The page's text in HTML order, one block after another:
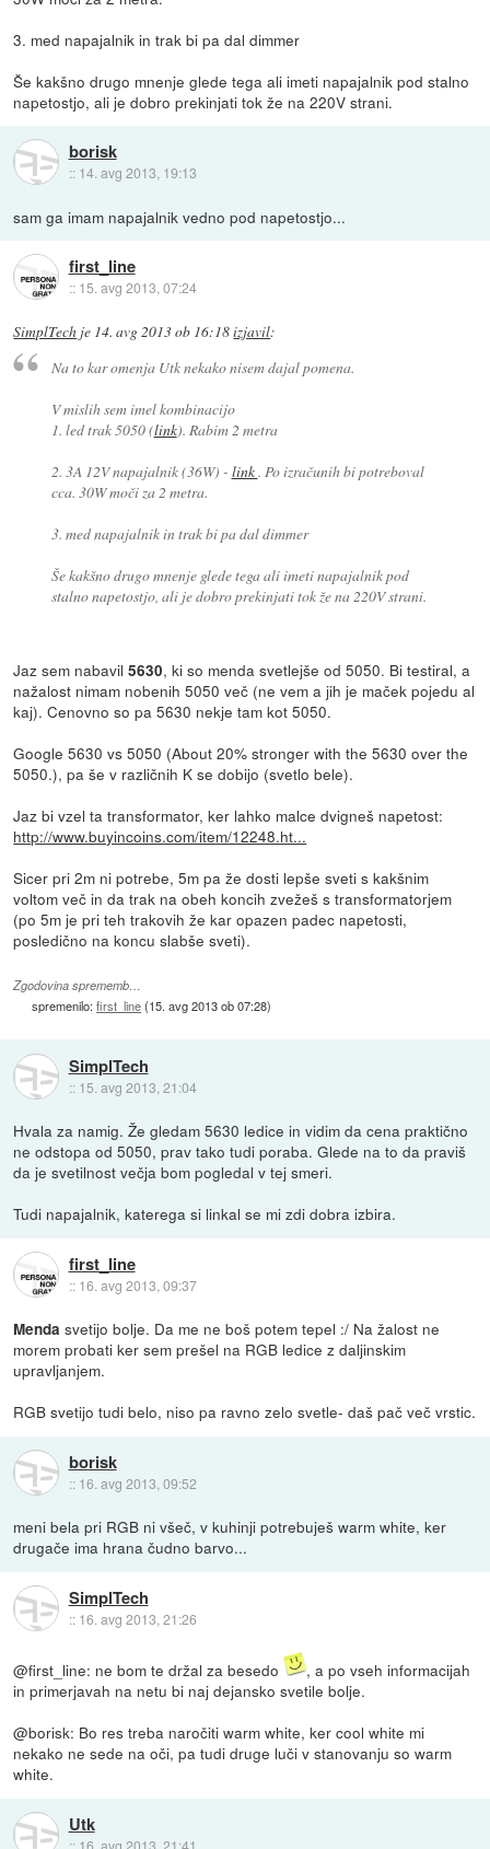
3. med napajalnik in trak bi pa dal dimmer
Še kakšno drugo mnenje glede tega ali imeti napajalnik pod stalno
napetostjo, ali je dobro prekinjati tok že na 220V strani.
borisk
:: 14. avg 2013, 19:13
sam ga imam napajalnik vedno pod napetostjo...
first_line
:: 15. avg 2013, 07:24
SimplTech je 14. avg 2013 ob 16:18izjavil:
Na to kar omenja Utk nekako nisem dajal pomena.
V mislih sem imel kombinacijo
1. led trak 5050 (link). Rabim 2 metra
2. 3A 12V napajalnik (36W) - link. Po izračunih bi potreboval
cca. 30W moči za 2 metra.
3. med napajalnik in trak bi pa dal dimmer
Še kakšno drugo mnenje glede tega ali imeti napajalnik pod
stalno napetostjo, ali je dobro prekinjati tok že na 220V strani.
Jaz sem nabavil5630, ki so menda svetlejše od 5050. Bi testiral, a
nažalost nimam nobenih 5050 več (ne vem a jih je maček pojedu al
kaj). Cenovno so pa 5630 nekje tam kot 5050.
Google 5630 vs 5050 (About 20% stronger with the 5630 over the
5050.), pa še v različnih K se dobijo (svetlo bele).
Jaz bi vzel ta transformator, ker lahko malce dvigneš napetost:
http://www.buyincoins.com/item/12248.ht...
Sicer pri 2m ni potrebe, 5m pa že dosti lepše sveti s kakšnim
voltom več in da trak na obeh koncih zvežeš s transformatorjem
(po 5m je pri teh trakovih že kar opazen padec napetosti,
posledično na koncu slabše sveti).
Zgodovina sprememb…
spremenilo:first_line(15. avg 2013 ob 07:28)
SimplTech
:: 15. avg 2013, 21:04
Hvala za namig. Že gledam 5630 ledice in vidim da cena praktično
ne odstopa od 5050, prav tako tudi poraba. Glede na to da praviš
da je svetilnost večja bom pogledal v tej smeri.
Tudi napajalnik, katerega si linkal se mi zdi dobra izbira.
first_line
:: 16. avg 2013, 09:37
Menda svetijo bolje. Da me ne boš potem tepel :/ Na žalost ne
morem probati ker sem prešel na RGB ledice z daljinskim
upravljanjem.
RGB svetijo tudi belo, niso pa ravno zelo svetle- daš pač več vrstic.
borisk
:: 16. avg 2013, 09:52
meni bela pri RGB ni všeč, v kuhinji potrebuješ warm white, ker
drugače ima hrana čudno barvo...
SimplTech
:: 16. avg 2013, 21:26
@first_line: ne bom te držal za besedo
, a po vseh informacijah
in primerjavah na netu bi naj dejansko svetile bolje.
@borisk: Bo res treba naročiti warm white, ker cool white mi
nekako ne sede na oči, pa tudi druge luči v stanovanju so warm
white.
Utk
:: 16. avg 2013, 21:41